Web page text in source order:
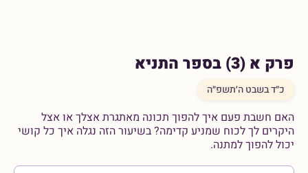
פרק א (3) בספר התניא
כ״ד בשבט ה׳תשפ״ה
האם חשבת פעם איך להפוך תכונה מאתגרת אצלך או אצל
היקרים לך לכוח שמניע קדימה? בשיעור הזה נגלה איך כל קושי
יכול להפוך למתנה.